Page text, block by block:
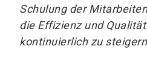
Schulung der
die Effizienz und
kontinuierlich zu